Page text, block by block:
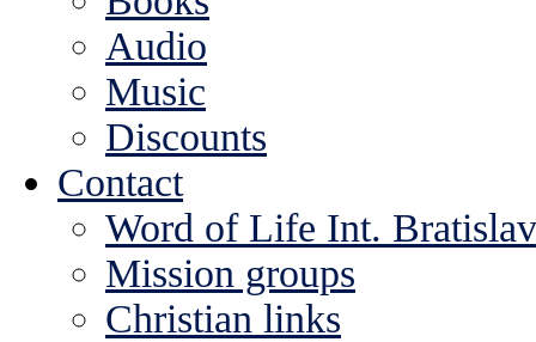
Audio
Music
Discounts
Contact
Word of Life Int.
Mission groups
Christian links